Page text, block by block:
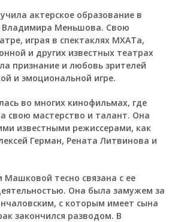
актерское образование в
Владимира Меньшова. Свою
играя в спектаклях МХАТа,
и других известных театрах
признание и любовь зрителей
и эмоциональной игре.
во многих кинофильмах, где
свою мастерство и талант. Она
известными режиссерами, как
Герман, Рената Литвинова и
тесно связана с ее
Она была замужем за
с которым имеет сына
закончился разводом. В